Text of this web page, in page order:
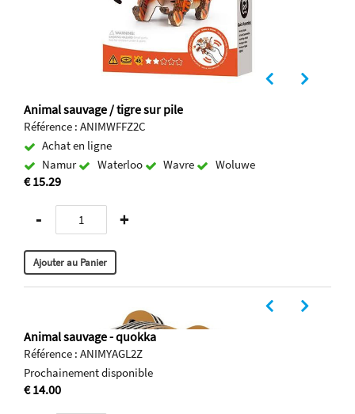
Animal sauvage / tigre sur pile
Référence : ANIMWFFZ2C
Achat en ligne
Namur
Waterloo Wavre Woluwe
€ 15.29
- +
Animal sauvage - quokka
Référence : ANIMYAGL2Z
Prochainement disponible
€ 14.00